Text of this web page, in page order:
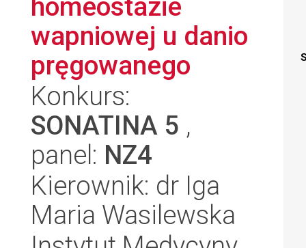
homeostazie
wapniowej u danio
pręgowanego
Konkurs:
SONATINA 5 ,
panel: NZ4
Kierownik: dr Iga
Maria Wasilewska